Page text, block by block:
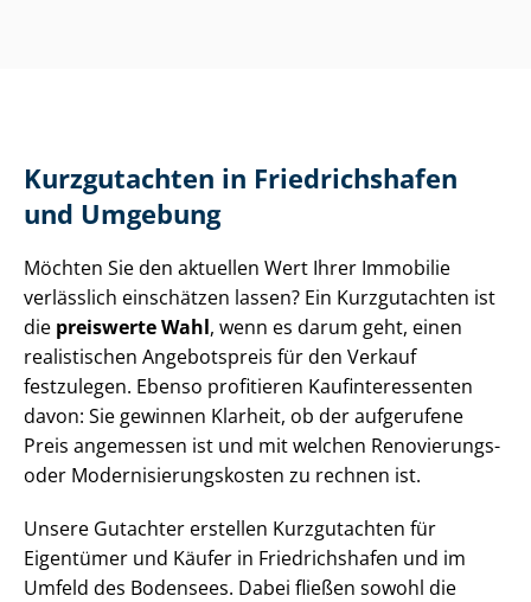
Kurzgutachten in Friedrichshafen
und Umgebung
Möchten Sie den aktuellen Wert Ihrer Immobilie
verlässlich einschätzen lassen? Ein Kurzgutachten ist
die preiswerte Wahl, wenn es darum geht, einen
realistischen Angebotspreis für den Verkauf
festzulegen. Ebenso profitieren Kauf­in­ter­es­sen­ten
davon: Sie gewinnen Klarheit, ob der aufgerufene
Preis angemessen ist und mit welchen Renovierungs-
oder Mo­der­ni­sie­rungs­kos­ten zu rechnen ist.
Unsere Gutachter erstellen Kurzgutachten für
Eigentümer und Käufer in Friedrichshafen und im
Umfeld des Bodensees. Dabei fließen sowohl die